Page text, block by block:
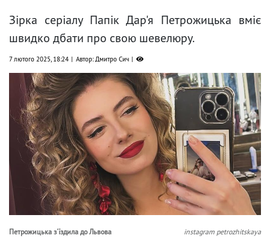
Зірка серіалу Папік Дар'я Петрожицька вміє
швидко дбати про свою шевелюру.
7 лютого 2025, 18:24 Автор: Дмитро Сич
Петрожицька з'їздила до Львова instagram petrozhitskaya